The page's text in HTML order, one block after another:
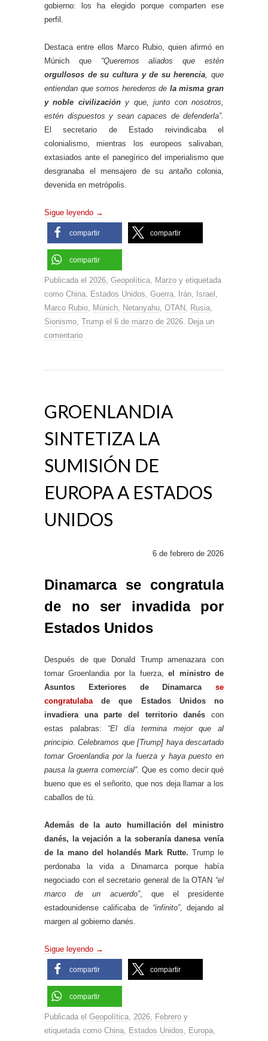
gobierno: los ha elegido porque comparten ese
perfil.
Destaca entre ellos Marco Rubio, quien afirmó en
Múnich que “Queremos aliados que estén
orgullosos de su cultura y de su herencia , que
entiendan que somos herederos de la misma gran
y noble civilizacióny que, junto con nosotros,
estén dispuestos y sean capaces de defenderla”.
El secretario de Estado reivindicaba el
colonialismo, mientras los europeos salivaban,
extasiados ante el panegírico del imperialismo que
desgranaba el mensajero de su antaño colonia,
devenida en metrópolis.
Sigue leyendo →
compartir compartir
compartir
Publicada el 2026 Geopolítica Marzo y etiquetada
como China Estados Unidos Guerra Irán Israel
Marco Rubio
Múnich Netanyahu OTAN Rusia
Sionismo Trump el 6 de marzo de 2026
Deja un
comentario
GROENLANDIA
SINTETIZA LA
SUMISIÓN DE
EUROPA A ESTADOS
UNIDOS
6 de febrero de 2026
Dinamarca se congratula
de no ser invadida por
Estados Unidos
Después de que Donald Trump amenazara con
tomar Groenlandia por la fuerza,el ministro de
Asuntos Exteriores de Dinamarca se
congratulaba de que Estados Unidos no
invadiera una parte del territorio danés con
estas palabras: “El día termina mejor que al
principio. Celebramos que [Trump] haya descartado
tomar Groenlandia por la fuerza y ​​haya puesto en
pausa la guerra comercial”. Que es como decir qué
bueno que es el señorito, que nos deja llamar a los
caballos de tú.
Además de la auto humillación del ministro
danés, la vejación a la soberanía danesa venía
de la mano del holandés Mark Rutte. Trump le
perdonaba la vida a Dinamarca porque había
negociado con el secretario general de la OTAN “el
marco de un acuerdo”, que el presidente
estadounidense calificaba de “infinito”, dejando al
margen al gobierno danés.
Sigue leyendo →
compartir compartir
compartir
Publicada el Geopolítica 2026 Febrero y
etiquetada como China Estados Unidos Europa